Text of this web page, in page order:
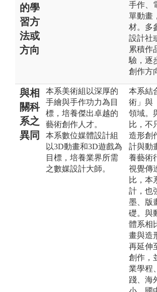
的學
習方
法或
方向
手作、
單動畫
材。多
設計社
累積作
驗，逐
創作方
與相
關科
系之
異同
本系美術組以深厚的
手繪與手作功力為目
標，培養傑出卓越的
藝術創作人才。
本系數位媒體設計組
以3D動畫和3D遊戲為
目標，培養業界所需
之數媒設計大師。
本系結
術」與
領域。
比，不
造形創
計與動
養藝術
視覺傳
比，本
計，也
墨、版
礎。與
體系相
畫與造
再延伸
創作，
業學程
踐、海